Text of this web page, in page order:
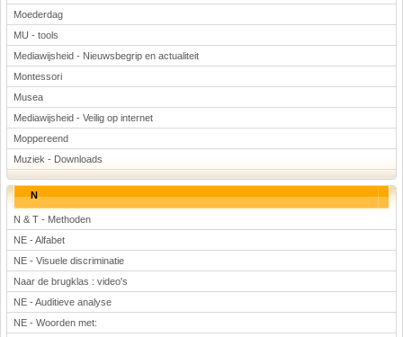
Moederdag
MU - tools
Mediawijsheid - Nieuwsbegrip en actualiteit
Montessori
Musea
Mediawijsheid - Veilig op internet
Moppereend
Muziek - Downloads
N
N & T - Methoden
NE - Alfabet
NE - Visuele discriminatie
Naar de brugklas : video's
NE - Auditieve analyse
NE - Woorden met: